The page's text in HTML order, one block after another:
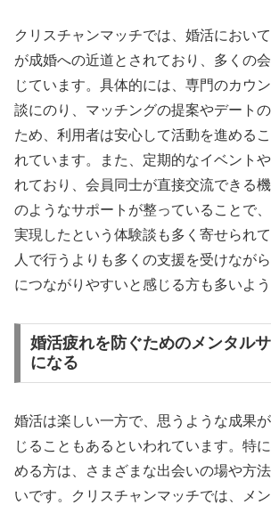
クリスチャンマッチでは、婚活におい
が成婚への近道とされており、多くの
じています。具体的には、専門のカウ
談にのり、マッチングの提案やデート
ため、利用者は安心して活動を進める
れています。また、定期的なイベント
れており、会員同士が直接交流できる
のようなサポートが整っていることで
実現したという体験談も多く寄せられ
人で行うよりも多くの支援を受けなが
につながりやすいと感じる方も多いよう
婚活疲れを防ぐためのメンタル
になる
婚活は楽しい一方で、思うような成果
じることもあるといわれています。特
める方は、さまざまな出会いの場や方
いです。クリスチャンマッチでは、メ